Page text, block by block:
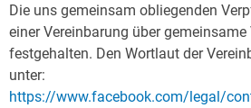
Die uns gemeinsam obliegenden
einer Vereinbarung über gemeinsame
festgehalten. Den Wortlaut der
unter:
https://www.facebook.com/legal/